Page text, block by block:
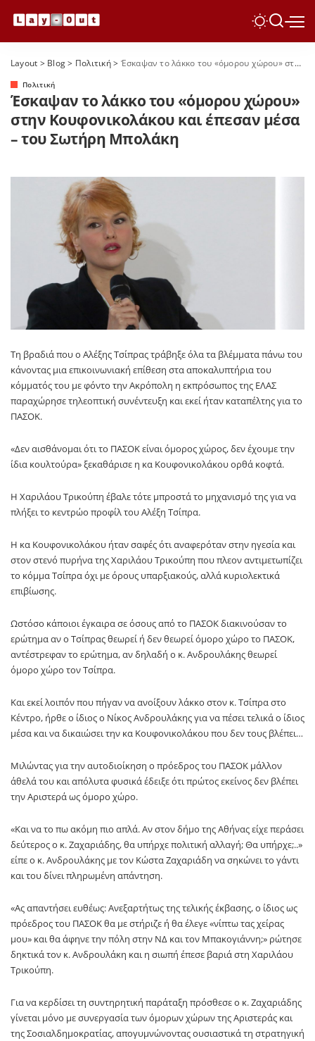
Layout > Blog> Πολιτική> Έσκαψαν το λάκκο του «όμορου χώρου» στην Κουφονικολάκου και έπεσαν μέσα – του Σωτήρη Μπολάκη
Πολιτική
Έσκαψαν το λάκκο του «όμορου χώρου»
στην Κουφονικολάκου και έπεσαν μέσα
– του Σωτήρη Μπολάκη
Τη βραδιά που ο Αλέξης Τσίπρας τράβηξε όλα τα βλέμματα πάνω του
κάνοντας μια επικοινωνιακή επίθεση στα αποκαλυπτήρια του
κόμματός του με φόντο την Ακρόπολη η εκπρόσωπος της ΕΛΑΣ
παραχώρησε τηλεοπτική συνέντευξη και εκεί ήταν καταπέλτης για το
ΠΑΣΟΚ.
«Δεν αισθάνομαι ότι το ΠΑΣΟΚ είναι όμορος χώρος, δεν έχουμε την
ίδια κουλτούρα» ξεκαθάρισε η κα Κουφονικολάκου ορθά κοφτά.
Η Χαριλάου Τρικούπη έβαλε τότε μπροστά το μηχανισμό της για να
πλήξει το κεντρώο προφίλ του Αλέξη Τσίπρα.
Η κα Κουφονικολάκου ήταν σαφές ότι αναφερόταν στην ηγεσία και
στον στενό πυρήνα της Χαριλάου Τρικούπη που πλεον αντιμετωπίζει
το κόμμα Τσίπρα όχι με όρους υπαρξιακούς, αλλά κυριολεκτικά
επιβίωσης.
Ωστόσο κάποιοι έγκαιρα σε όσους από το ΠΑΣΟΚ διακινούσαν το
ερώτημα αν ο Τσίπρας θεωρεί ή δεν θεωρεί όμορο χώρο το ΠΑΣΟΚ,
αντέστρεφαν το ερώτημα, αν δηλαδή ο κ. Ανδρουλάκης θεωρεί
όμορο χώρο τον Τσίπρα.
Και εκεί λοιπόν που πήγαν να ανοίξουν λάκκο στον κ. Τσίπρα στο
Κέντρο, ήρθε ο ίδιος ο Νίκος Ανδρουλάκης για να πέσει τελικά ο ίδιος
μέσα και να δικαιώσει την κα Κουφονικολάκου που δεν τους βλέπει…
Μιλώντας για την αυτοδιοίκηση ο πρόεδρος του ΠΑΣΟΚ μάλλον
άθελά του και απόλυτα φυσικά έδειξε ότι πρώτος εκείνος δεν βλέπει
την Αριστερά ως όμορο χώρο.
«Και να το πω ακόμη πιο απλά. Αν στον δήμο της Αθήνας είχε περάσει
δεύτερος ο κ. Ζαχαριάδης, θα υπήρχε πολιτική αλλαγή; Θα υπήρχε;..»
είπε ο κ. Ανδρουλάκης με τον Κώστα Ζαχαριάδη να σηκώνει το γάντι
και του δίνει πληρωμένη απάντηση.
«Ας απαντήσει ευθέως: Ανεξαρτήτως της τελικής έκβασης, ο ίδιος ως
πρόεδρος του ΠΑΣΟΚ θα με στήριζε ή θα έλεγε «νίπτω τας χείρας
μου» και θα άφηνε την πόλη στην ΝΔ και τον Μπακογιάννη;» ρώτησε
δηκτικά τον κ. Ανδρουλάκη και η σιωπή έπεσε βαριά στη Χαριλάου
Τρικούπη.
Για να κερδίσει τη συντηρητική παράταξη πρόσθεσε ο κ. Ζαχαριάδης
γίνεται μόνο με συνεργασία των όμορων χώρων της Αριστεράς και
της Σοσιαλδημοκρατίας, απογυμνώνοντας ουσιαστικά τη στρατηγική